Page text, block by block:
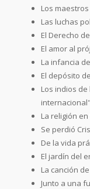
Los
Las luchas
El Derecho
El amor al
La infancia
El depósito
Los indios
internacional"
La religión
Se perdió
De la vida
El jardín del
La canción
Junto a una